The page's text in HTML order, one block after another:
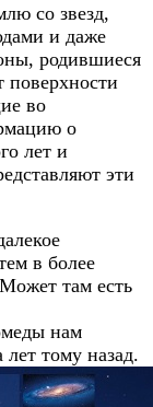
со звезд,
и даже
родившиеся
поверхности
во
о
лет и
эти
в более
там есть
нам
тому назад.